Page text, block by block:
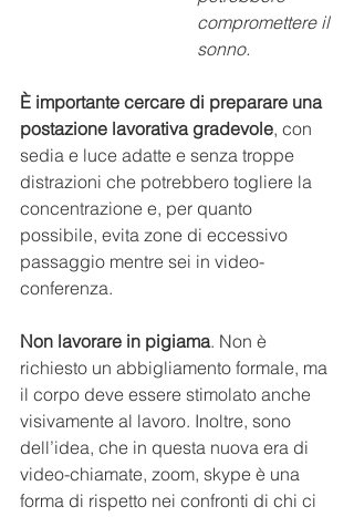
compromettere il
sonno.
È importante cercare di preparare una
postazione lavorativa gradevole, con
sedia e luce adatte e senza troppe
distrazioni che potrebbero togliere la
concentrazione e, per quanto
possibile, evita zone di eccessivo
passaggio mentre sei in video-
conferenza.
Non lavorare in pigiama. Non è
richiesto un abbigliamento formale, ma
il corpo deve essere stimolato anche
visivamente al lavoro. Inoltre, sono
dell’idea, che in questa nuova era di
video-chiamate, zoom, skype è una
forma di rispetto nei confronti di chi ci